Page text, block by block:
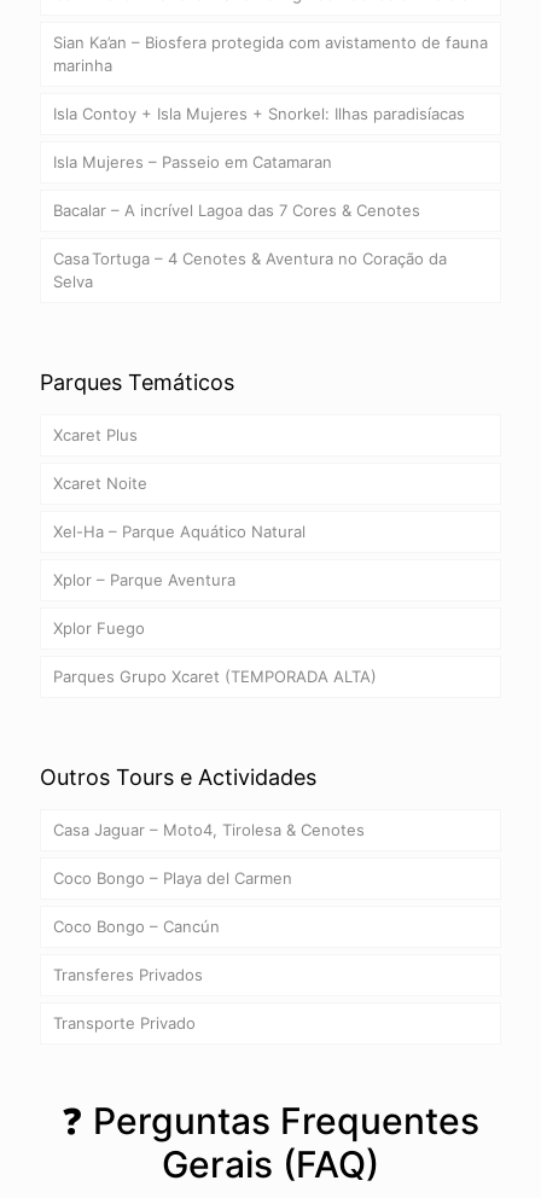
Sian Ka’an – Biosfera protegida com avistamento de fauna
marinha
Isla Contoy + Isla Mujeres + Snorkel: Ilhas paradisíacas
Isla Mujeres – Passeio em Catamaran
Bacalar – A incrível Lagoa das 7 Cores & Cenotes
Casa Tortuga – 4 Cenotes & Aventura no Coração da
Selva
Parques Temáticos
Xcaret Plus
Xcaret Noite
Xel-Ha – Parque Aquático Natural
Xplor – Parque Aventura
Xplor Fuego
Parques Grupo Xcaret (TEMPORADA ALTA)
Outros Tours e Actividades
Casa Jaguar – Moto4, Tirolesa & Cenotes
Coco Bongo – Playa del Carmen
Coco Bongo – Cancún
Transferes Privados
Transporte Privado
❓ Perguntas Frequentes
Gerais (FAQ)